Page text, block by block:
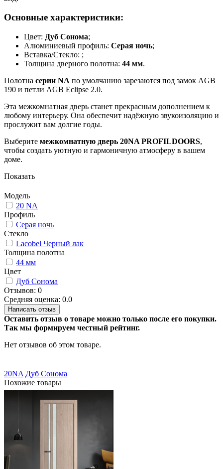
Основные характеристики:
Цвет: Дуб Сонома;
Алюминиевый профиль: Серая ночь;
Вставка/Стекло: ;
Толщина дверного полотна: 44 мм.
Полотна серии NA по умолчанию зарезаются под замок AGB
190 и петли AGB Eclipse 2.0.
Эта межкомнатная дверь станет прекрасным дополнением к
любому интерьеру. Она обеспечит надёжную звукоизоляцию и
прослужит вам долгие годы.
Выберите межкомнатную дверь 20NA PROFILDOORS,
чтобы создать уютную и гармоничную атмосферу в вашем
доме.
Показать
Модель
20 NA
Профиль
Серая ночь
Стекло
Lacobel Черный лак
Толщина полотна
44 мм
Цвет
Дуб Сонома
Отзывов: 0
Средняя оценка: 0.0
Написать отзыв
Оставить отзыв о товаре можно только после его покупки.
Так мы формируем честный рейтинг.
Нет отзывов об этом товаре.
20NA Дуб Сонома
Похожие товары